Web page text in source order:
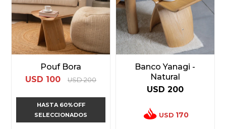
Pouf Bora
USD 100 USD 200
HASTA 60%OFF
SELECCIONADOS
Banco Yanagi -
Natural
USD 200
USD 170